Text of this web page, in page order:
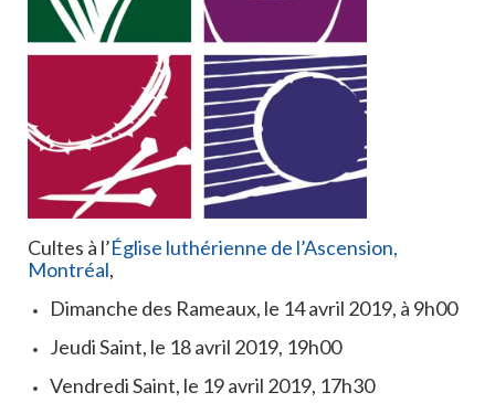
Émission Radio Lumière sur le Chemin
Nous joindre
Communautés
Facebook
Contactez-nous
À propos
Nouvelles
Cultes à l’Église luthérienne de l’Ascension,
Montréal,
Dimanche des Rameaux, le 14 avril 2019, à 9h00
Jeudi Saint, le 18 avril 2019, 19h00
Vendredi Saint, le 19 avril 2019, 17h30